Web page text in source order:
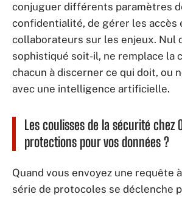
conjuguer différents paramètres
confidentialité, de gérer les accès
collaborateurs sur les enjeux. Nul
sophistiqué soit-il, ne remplace la
chacun à discerner ce qui doit, ou
avec une intelligence artificielle.
Les coulisses de la sécurité chez
protections pour vos données ?
Quand vous envoyez une requête
série de protocoles se déclenche